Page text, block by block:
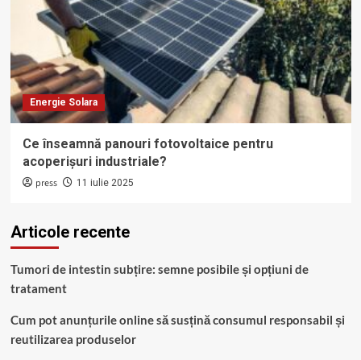
Energie Solara
Ce înseamnă panouri fotovoltaice pentru
acoperișuri industriale?
press 11 iulie 2025
Articole recente
Tumori de intestin subțire: semne posibile și opțiuni de
tratament
Cum pot anunțurile online să susțină consumul responsabil și
reutilizarea produselor